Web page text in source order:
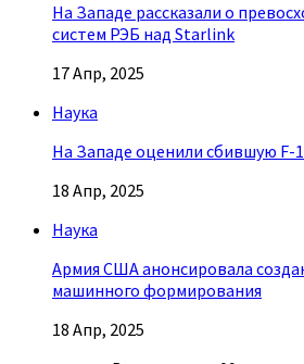
На Западе рассказали о
систем РЭБ над Starlink
17 Апр, 2025
Наука
На Западе оценили сбившую F-
18 Апр, 2025
Наука
Армия США анонсировала
машинного формирования
18 Апр, 2025